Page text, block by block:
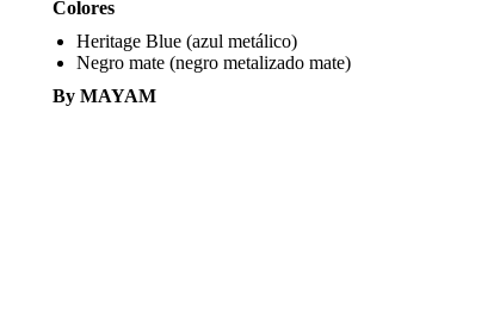
Colores
Heritage Blue (azul metálico)
Negro mate (negro metalizado mate)
By MAYAM